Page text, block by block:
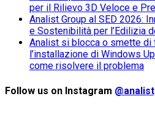
per il Rilievo 3D Veloce e
Analist Group al SED 2026:
e Sostenibilità per l’Edilizia
Analist si blocca o smette di
l’installazione di Windows
come risolvere il problema
Follow us on Instagram